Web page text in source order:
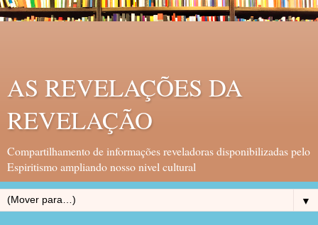
AS REVELAÇÕES DA
REVELAÇÃO
Compartilhamento de informações reveladoras disponibilizadas pelo
Espiritismo ampliando nosso nivel cultural
▼